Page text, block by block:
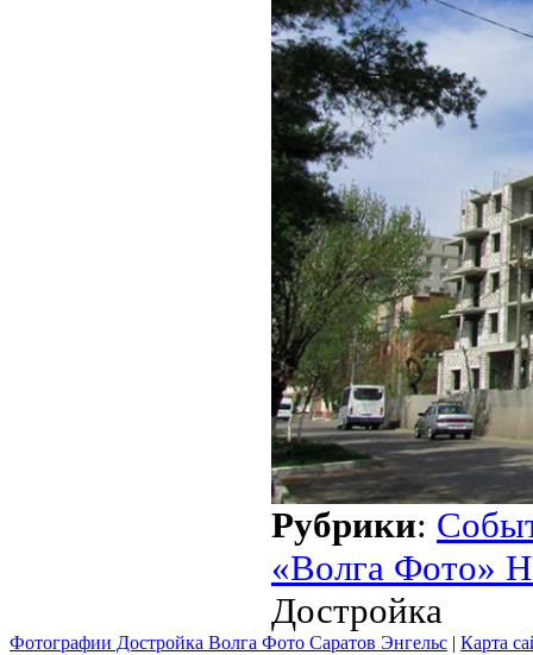
Рубрики:
«Волга Фото»
Достройка
Фотографии Достройка Волга Фото Саратов Энгельс | Карта